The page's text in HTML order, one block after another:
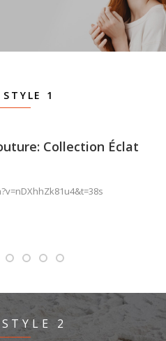
1
Collection Éclat
2